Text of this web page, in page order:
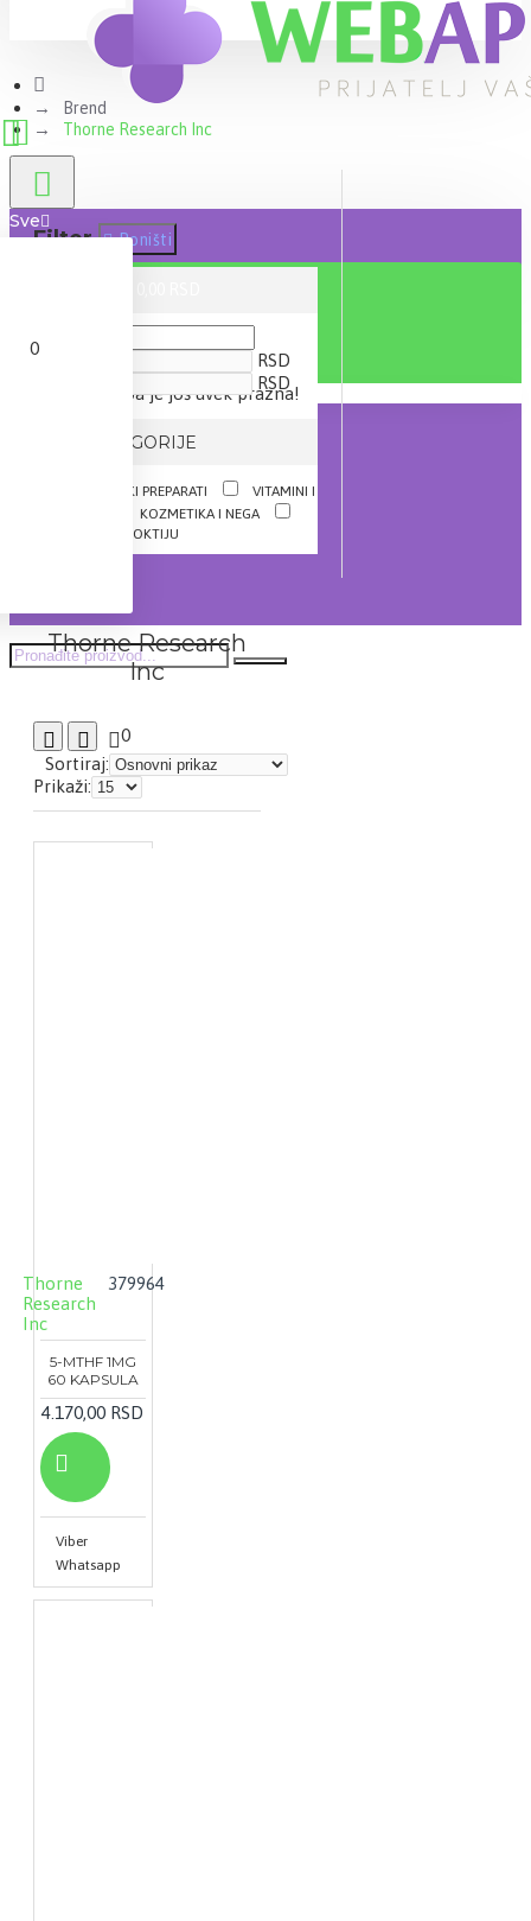
Sve
0
Vaša korpa je još uvek prazna!
Brend
Thorne Research Inc
Filter Poništi
RSD
RSD
IZ KATEGORIJE
DIJETETSKI PREPARATI
VITAMINI I
KOZMETIKA I NEGA
NEGA KOSE I NOKTIJU
Thorne Research
Inc
0
Sortiraj:
Prikaži:
Thorne
Research
Inc
379964
5-MTHF 1MG
60 KAPSULA
4.170,00 RSD
Viber
Whatsapp